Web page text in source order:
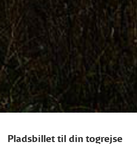
Pladsbillet til din togrejse